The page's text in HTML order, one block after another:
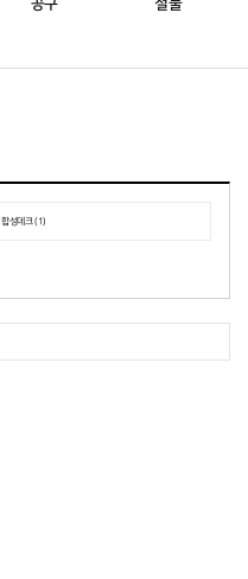
공구 철물
합성데크 (1)